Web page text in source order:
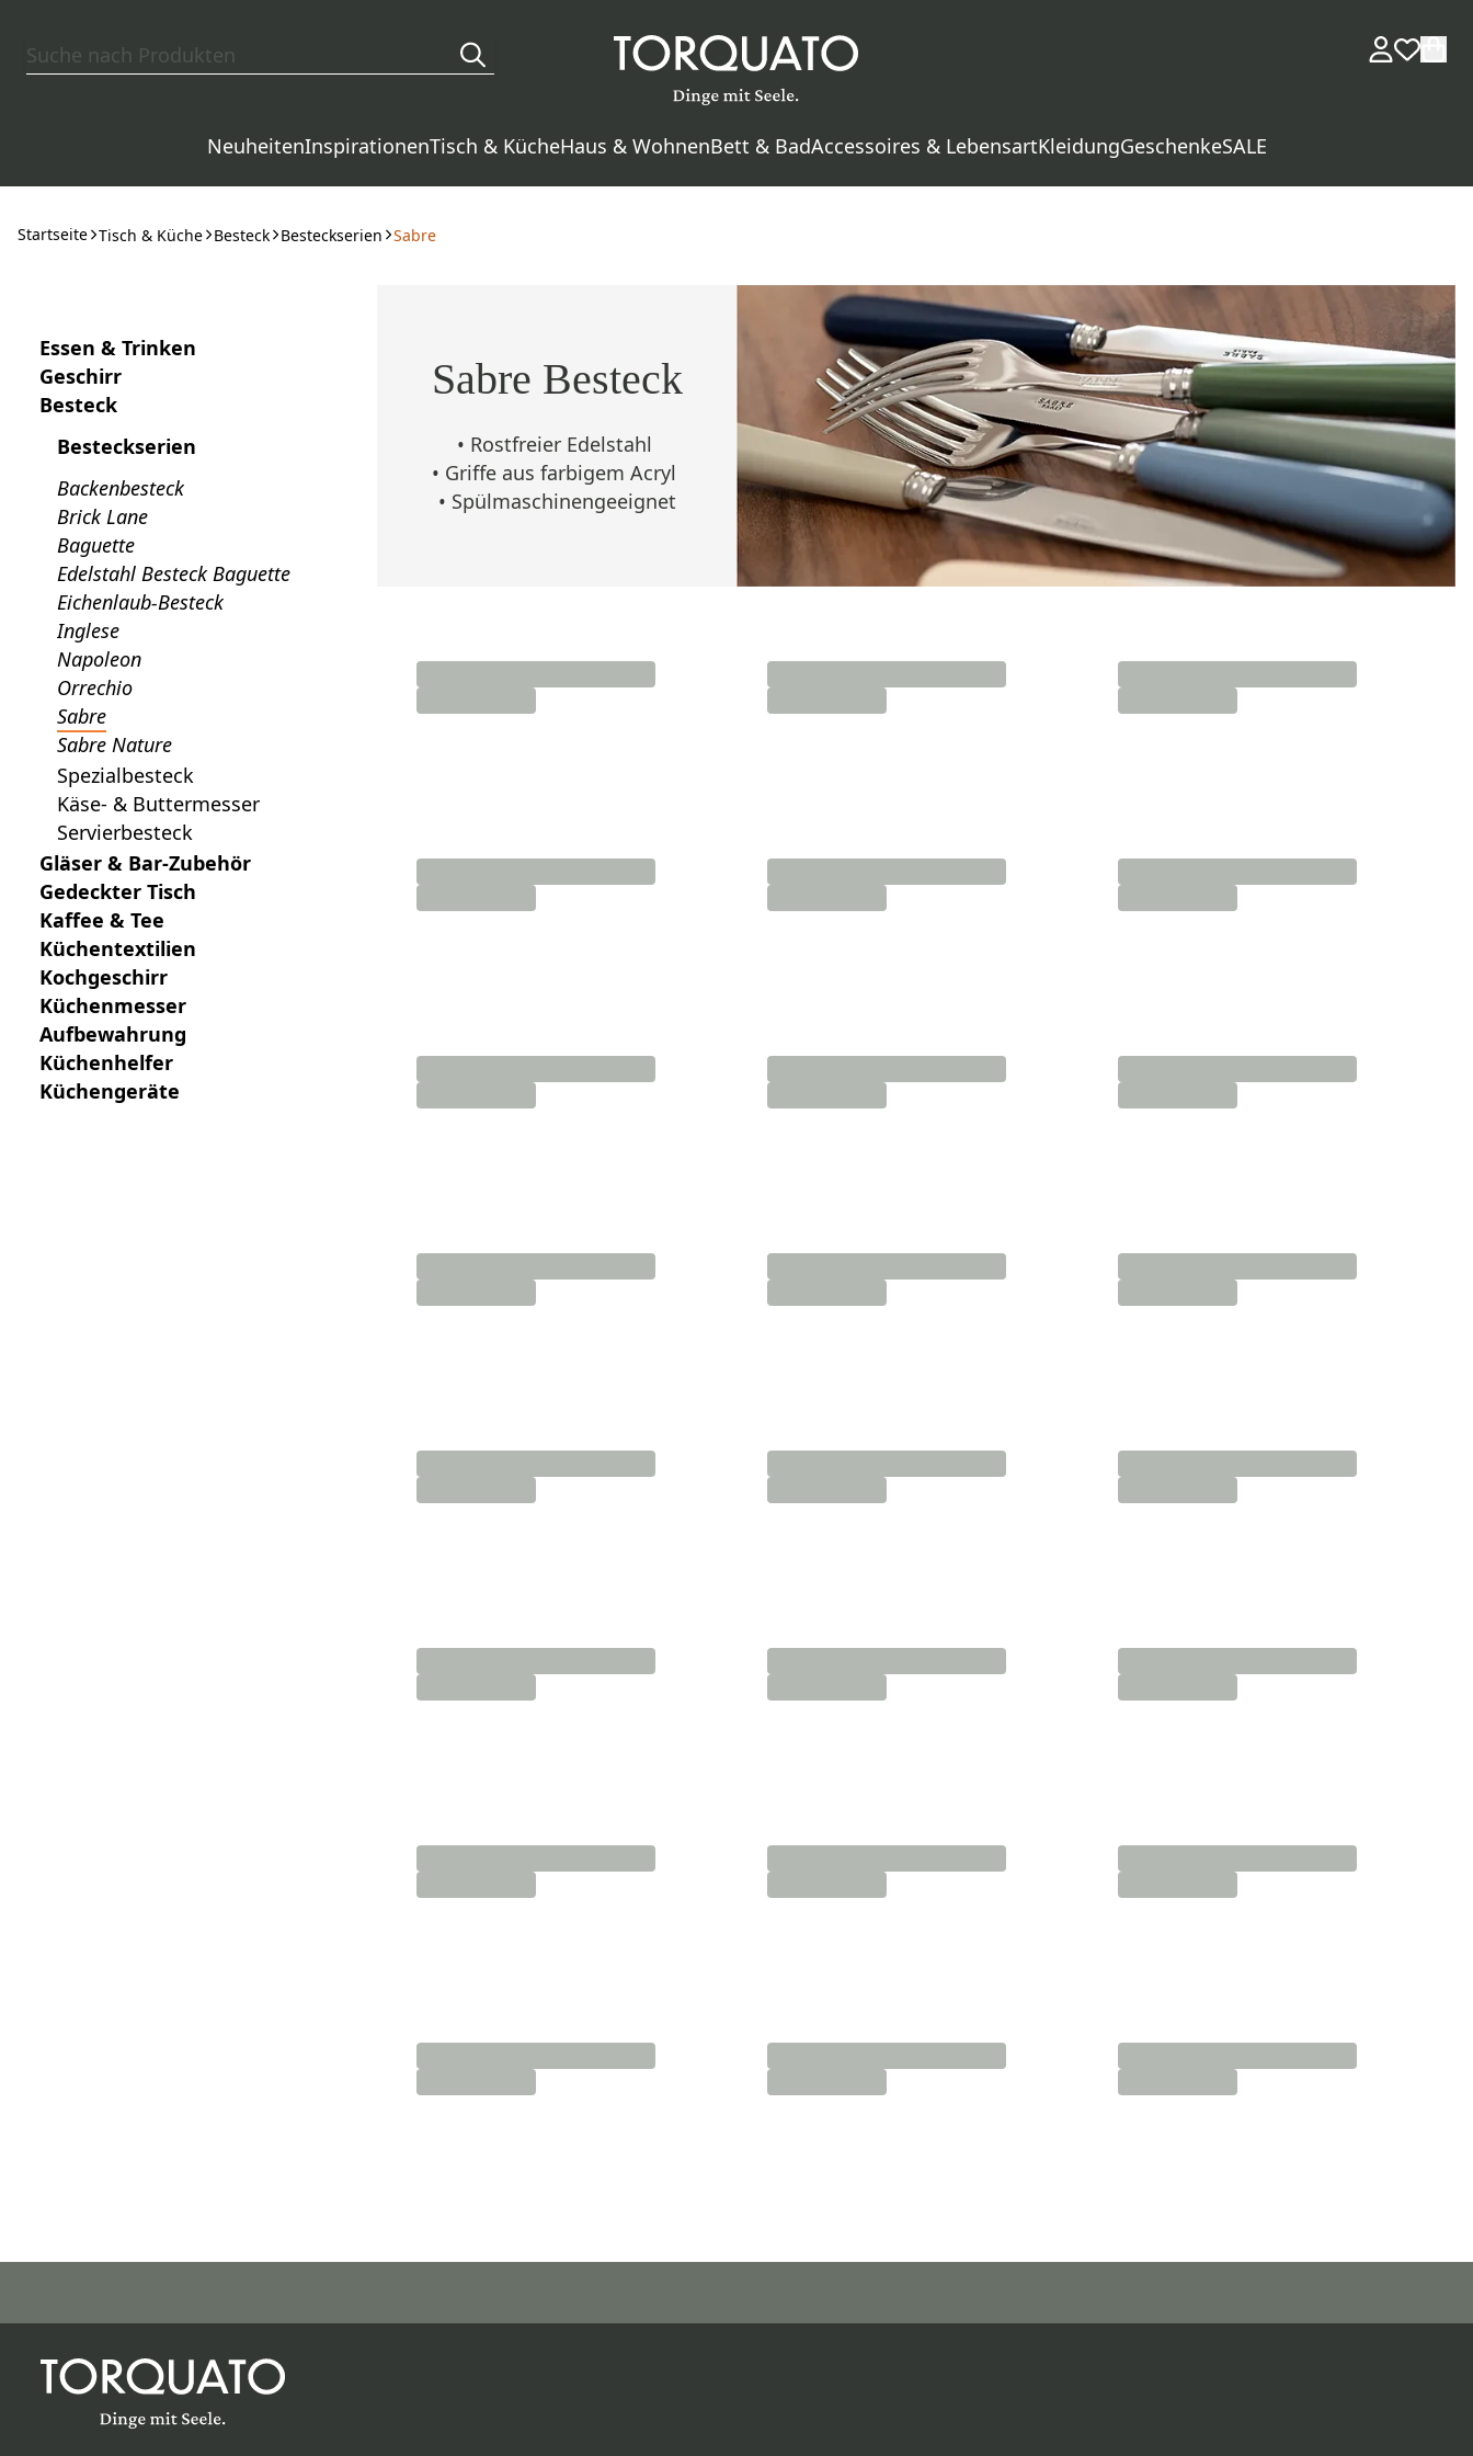
NeuheitenInspirationenTisch & KücheHaus & WohnenBett & BadAccessoires & LebensartKleidungGeschenkeSALE
Startseite Tisch & Küche Besteck Besteckserien Sabre
Essen & Trinken
Geschirr
Besteck
Besteckserien
Backenbesteck
Brick Lane
Baguette
Edelstahl Besteck Baguette
Eichenlaub-Besteck
Inglese
Napoleon
Orrechio
Sabre
Sabre Nature
Spezialbesteck
Käse- & Buttermesser
Servierbesteck
Gläser & Bar-Zubehör
Gedeckter Tisch
Kaffee & Tee
Küchentextilien
Kochgeschirr
Küchenmesser
Aufbewahrung
Küchenhelfer
Küchengeräte
Sabre Besteck
• Rostfreier Edelstahl
• Griffe aus farbigem Acryl
• Spülmaschinengeeignet